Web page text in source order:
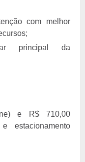
com melhor
principal da
e R$ 710,00
estacionamento